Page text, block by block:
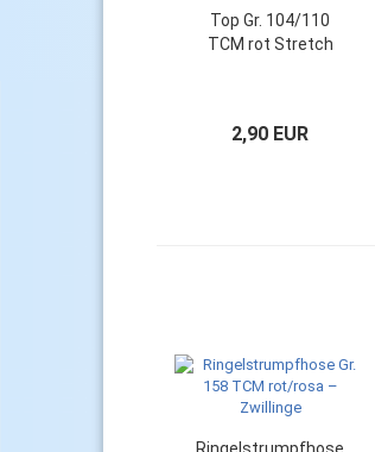
Top Gr. 104/110
TCM rot Stretch
2,90 EUR
Ringelstrumpfhose